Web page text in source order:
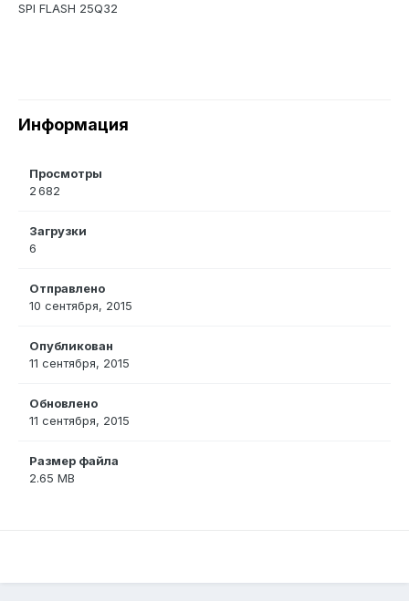
SPI FLASH 25Q32
Информация
Просмотры
2 682
Загрузки
6
Отправлено
10 сентября, 2015
Опубликован
11 сентября, 2015
Обновлено
11 сентября, 2015
Размер файла
2.65 MB